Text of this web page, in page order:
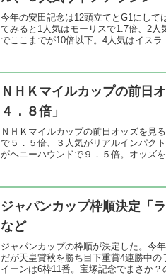
今年の安田記念は12頭立てとG1にして
てみると1人気はモーリスで1.7倍、2
でここまでが10倍以下。4人気はイスラ...
ＮＨＫマイルカップの前日
４．８倍」
ＮＨＫマイルカップの前日オッズを見
で５．５倍、３人気がリアルインパク
がヘニーハウンドで９．５倍。オッズ
ジャパンカップ枠順決定「
など
ジャパンカップの枠順が決定した。今
だが天皇賞秋を勝ち目下重賞4連勝中
イーンは6枠11番。宝塚記念でまさか？